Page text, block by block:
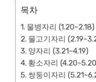
목차
물병자리 (1.20~2.18)
물고기자리
양자리 (3.21~4.19)
황소자리
쌍둥이자리